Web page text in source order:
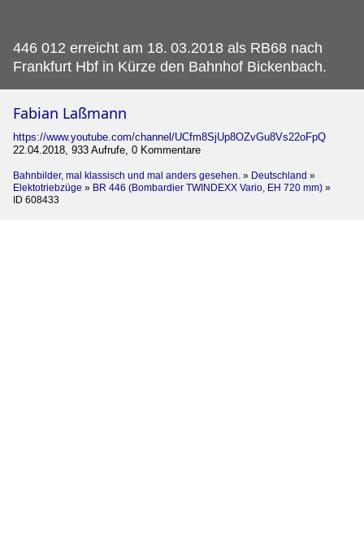
446 012 erreicht am 18. 03.2018 als RB68 nach
Frankfurt Hbf in Kürze den Bahnhof Bickenbach.
Fabian Laßmann
https://www.youtube.com/channel/UCfm8SjUp8OZvGu8Vs22oFpQ
22.04.2018, 933 Aufrufe, 0 Kommentare
Bahnbilder, mal klassisch und mal anders gesehen. » Deutschland »
Elektotriebzüge » BR 446 (Bombardier TWINDEXX Vario, EH 720 mm) »
ID 608433